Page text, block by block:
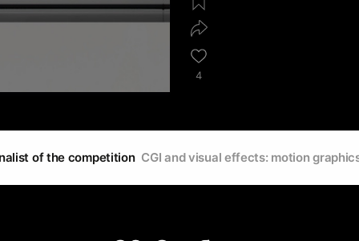
4
of the competition CGI and visual effects: motion